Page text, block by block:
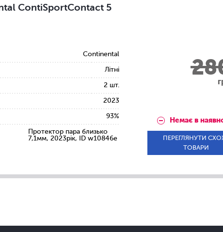
Всі
ContiSportContact 5
Continental
Літні
2 шт.
2023
93%
Протектор пара близько
7,1мм, 2023рік, ID w10846e
Немає в
ПЕРЕГЛЯНУТИ
ТОВАРИ